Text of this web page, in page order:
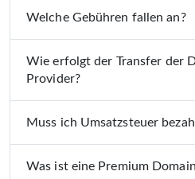
Welche Gebühren fallen an?
Wie erfolgt der Transfer der
Provider?
Muss ich Umsatzsteuer
Was ist eine Premium